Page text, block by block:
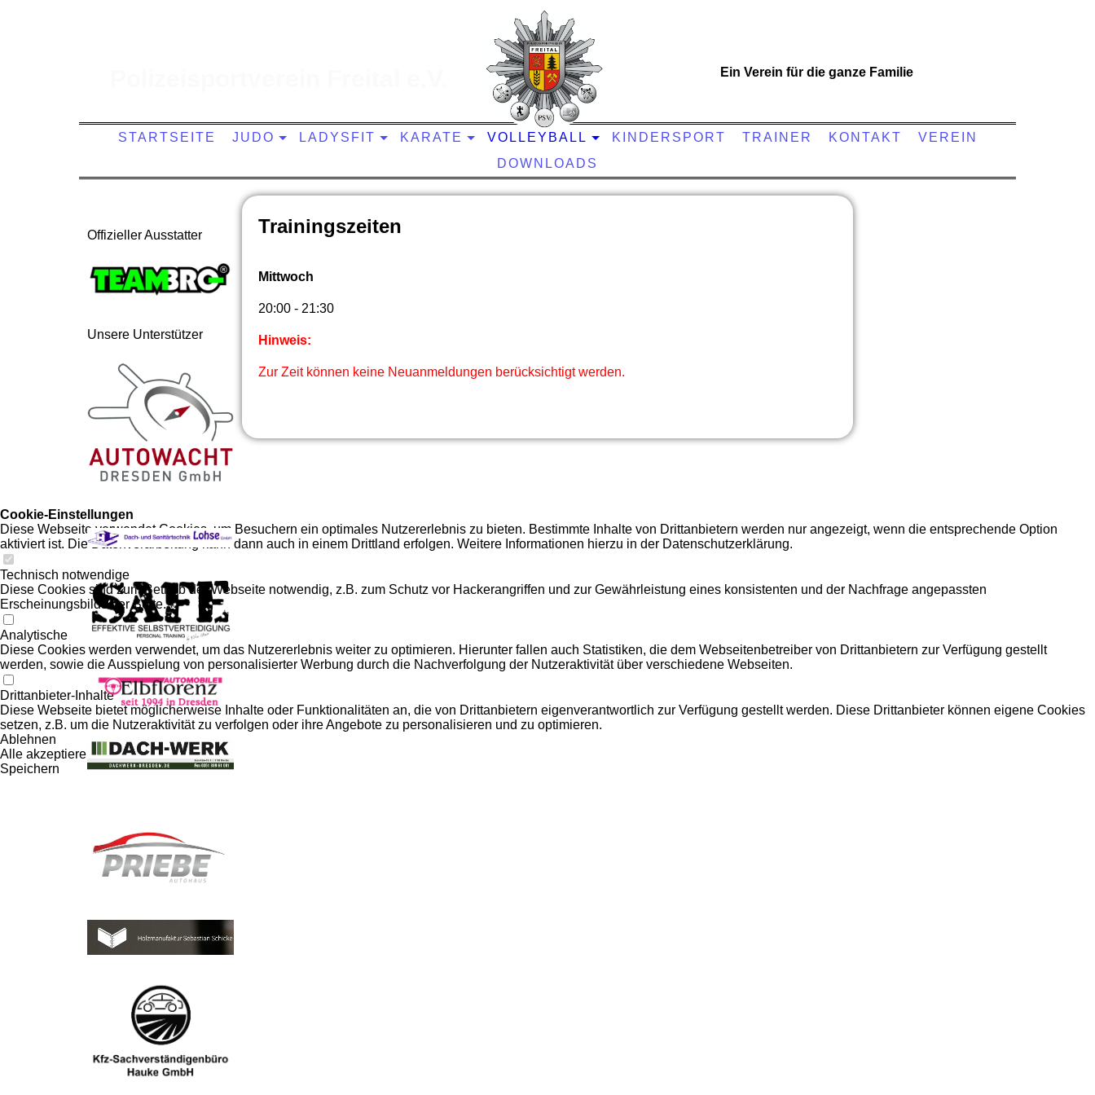
Ein Verein für die ganze Familie
STARTSEITE JUDO LADYSFIT KARATE VOLLEYBALL KINDERSPORT TRAINER KONTAKT
VEREIN
DOWNLOADS
Trainingszeiten
Mittwoch
20:00 - 21:30
Hinweis:
Zur Zeit können keine Neuanmeldungen berücksichtigt werden.
Offizieller Ausstatter
Unsere Unterstützer
Cookie-Einstellungen
Diese Webseite verwendet Cookies, um Besuchern ein optimales Nutzererlebnis zu bieten. Bestimmte Inhalte von Drittanbietern werden nur angezeigt, wenn die entsprechende Option
aktiviert ist. Die Datenverarbeitung kann dann auch in einem Drittland erfolgen. Weitere Informationen hierzu in der Datenschutzerklärung.
Technisch notwendige
Diese Cookies sind zum Betrieb der Webseite notwendig, z.B. zum Schutz vor Hackerangriffen und zur Gewährleistung eines konsistenten und der Nachfrage angepassten
Erscheinungsbilds der Seite.
Analytische
Diese Cookies werden verwendet, um das Nutzererlebnis weiter zu optimieren. Hierunter fallen auch Statistiken, die dem Webseitenbetreiber von Drittanbietern zur Verfügung gestellt
werden, sowie die Ausspielung von personalisierter Werbung durch die Nachverfolgung der Nutzeraktivität über verschiedene Webseiten.
Drittanbieter-Inhalte
Diese Webseite bietet möglicherweise Inhalte oder Funktionalitäten an, die von Drittanbietern eigenverantwortlich zur Verfügung gestellt werden. Diese Drittanbieter können eigene Cookies
setzen, z.B. um die Nutzeraktivität zu verfolgen oder ihre Angebote zu personalisieren und zu optimieren.
Ablehnen
Alle akzeptieren
Speichern